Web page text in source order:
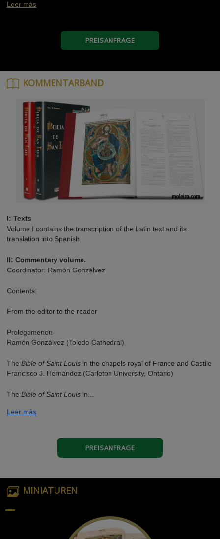
Leer más
PREISANFRAGE
KOMMENTARBAND
I: Texts
Volume I contains the transcription of the Latin text and its
translation into Spanish
II: Commentary volume.
Coordinator: Ramón Gonzálvez
Contents:
From the editor to the reader
Prolegomenon
Ramón Gonzálvez (Toledo Cathedral)
The Bible of Saint Louis in the chapels royal of France and Castile
Francisco J. Hernández (Carleton University, Ontario)
The Bible of Saint Louis in...
Leer más
PREISANFRAGE
MINIATUREN